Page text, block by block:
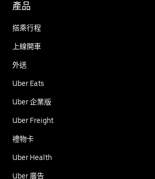
產品
搭乘行程
上線開車
外送
Uber Eats
Uber 企業版
Uber Freight
禮物卡
Uber Health
Uber 廣告